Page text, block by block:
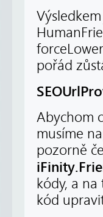
pořád
Abychom
musíme
pozorně
kódy, a
kód